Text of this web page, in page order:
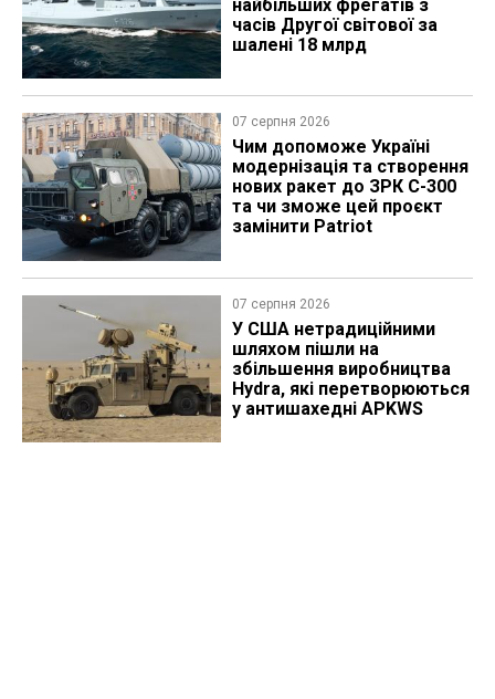
найбільших фрегатів з
часів Другої світової за
шалені 18 млрд
07 серпня 2026
Чим допоможе Україні
модернізація та створення
нових ракет до ЗРК С-300
та чи зможе цей проєкт
замінити Patriot
07 серпня 2026
У США нетрадиційними
шляхом пішли на
збільшення виробництва
Hydra, які перетворюються
у антишахедні APKWS